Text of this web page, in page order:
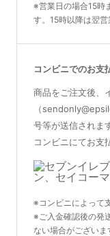
※営業日の場合15時
す。15時以降は翌営
コンビニでのお支
商品をご注文後、
（
号等が送信されま
コンビニにてお支
※コンビニによって
※ご入金確認後の発
ない場合がございま